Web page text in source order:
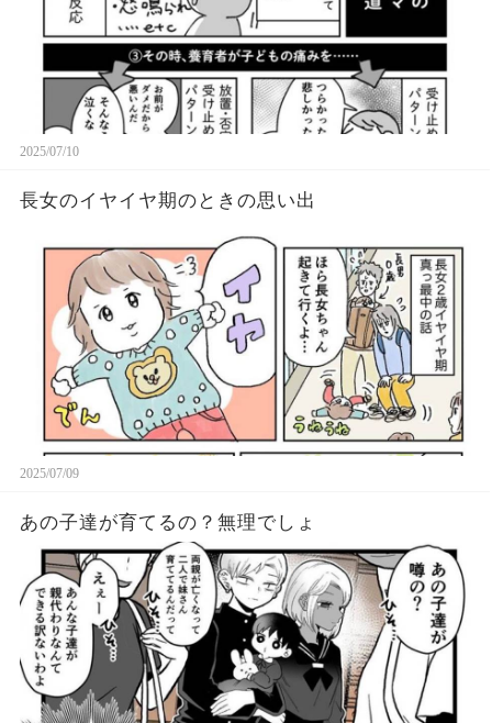
2025/07/10
長女のイヤイヤ期のときの思い出
2025/07/09
あの子達が育てるの？無理でしょ